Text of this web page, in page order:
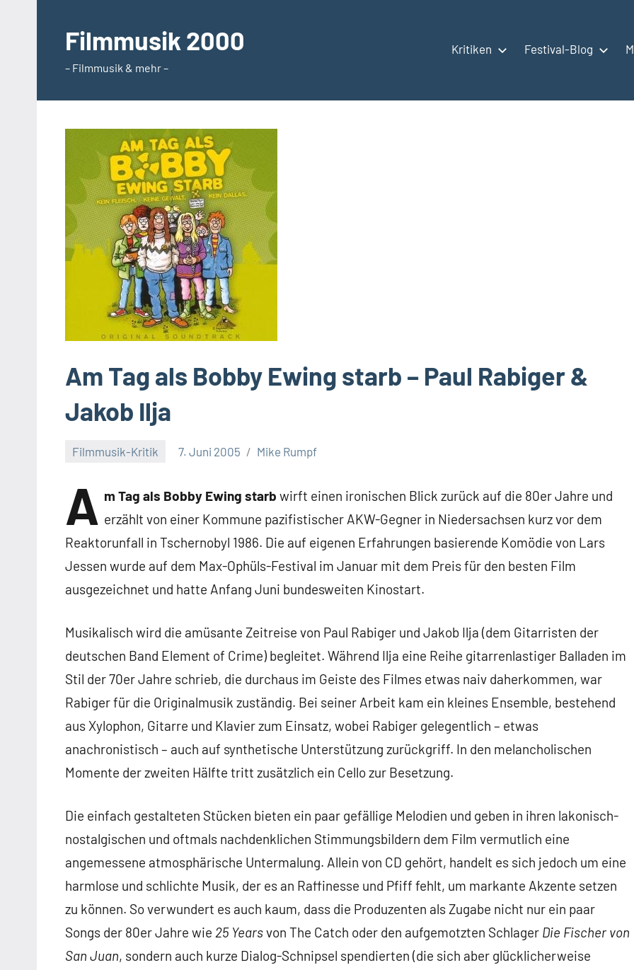
springenFilmmusik 2000
– Filmmusik & mehr –
Kritiken Festival-Blog
Am Tag als Bobby Ewing starb – Paul Rabiger &
Jakob Ilja
Filmmusik-Kritik 7. Juni 2005 Mike Rumpf
A m Tag als Bobby Ewing starb wirft einen ironischen Blick zurück auf die 80er Jahre und
erzählt von einer Kommune pazifistischer AKW-Gegner in Niedersachsen kurz vor dem
Reaktorunfall in Tschernobyl 1986. Die auf eigenen Erfahrungen basierende Komödie von Lars
Jessen wurde auf dem Max-Ophüls-Festival im Januar mit dem Preis für den besten Film
ausgezeichnet und hatte Anfang Juni bundesweiten Kinostart.
Musikalisch wird die amüsante Zeitreise von Paul Rabiger und Jakob Ilja (dem Gitarristen der
deutschen Band Element of Crime) begleitet. Während Ilja eine Reihe gitarrenlastiger Balladen im
Stil der 70er Jahre schrieb, die durchaus im Geiste des Filmes etwas naiv daherkommen, war
Rabiger für die Originalmusik zuständig. Bei seiner Arbeit kam ein kleines Ensemble, bestehend
aus Xylophon, Gitarre und Klavier zum Einsatz, wobei Rabiger gelegentlich – etwas
anachronistisch – auch auf synthetische Unterstützung zurückgriff. In den melancholischen
Momente der zweiten Hälfte tritt zusätzlich ein Cello zur Besetzung.
Die einfach gestalteten Stücken bieten ein paar gefällige Melodien und geben in ihren lakonisch-
nostalgischen und oftmals nachdenklichen Stimmungsbildern dem Film vermutlich eine
angemessene atmosphärische Untermalung. Allein von CD gehört, handelt es sich jedoch um eine
harmlose und schlichte Musik, der es an Raffinesse und Pfiff fehlt, um markante Akzente setzen
zu können. So verwundert es auch kaum, dass die Produzenten als Zugabe nicht nur ein paar
Songs der 80er Jahre wie 25 Yearsvon The Catch oder den aufgemotzten Schlager Die Fischer von
San Juan, sondern auch kurze Dialog-Schnipsel spendierten (die sich aber glücklicherweise